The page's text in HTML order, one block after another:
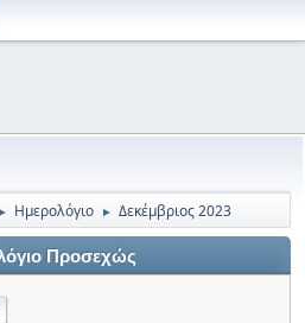
► Ημερολόγιο ► Δεκέμβριος 2023
Προσεχώς